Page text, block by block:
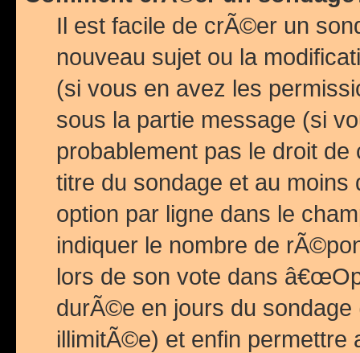
Il est facile de crÃ©er un
nouveau sujet ou la
(si vous en avez les
sous la partie message (si
probablement pas le droit
titre du sondage et au
option par ligne dans le
indiquer le nombre de
lors de son vote dans
durÃ©e en jours du
illimitÃ©e) et enfin permettre